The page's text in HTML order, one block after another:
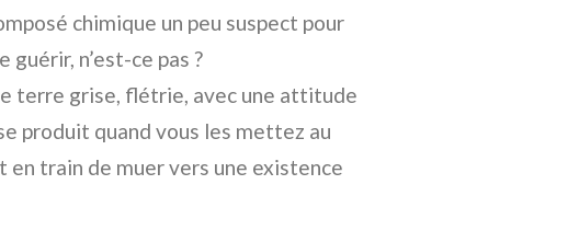
chimique un peu suspect pour
n’est-ce pas ?
terre grise, flétrie, avec une attitude
produit quand vous les mettez au
en train de muer vers une existence